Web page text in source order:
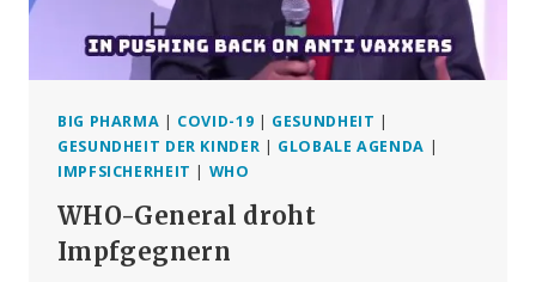
BIG PHARMA | COVID-19 | GESUNDHEIT |
GESUNDHEIT DER KINDER | GLOBALE AGENDA |
IMPFSICHERHEIT | WHO
WHO-General droht
Impfgegnern